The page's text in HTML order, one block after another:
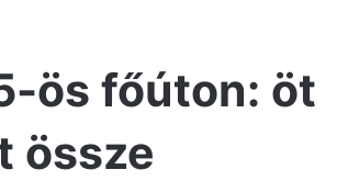
ös főúton: öt
össze